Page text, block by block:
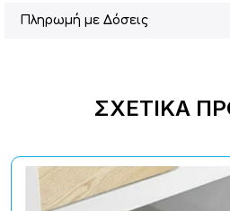
Πληρωμή με Δόσεις
ΣΧΕΤΙΚΆ